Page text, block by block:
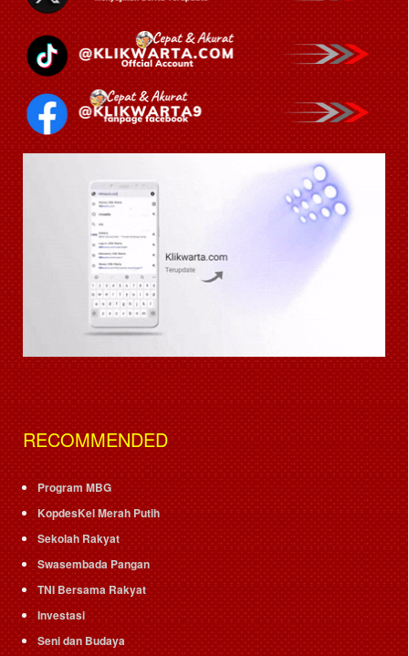
RECOMMENDED
Program MBG
KopdesKel Merah Putih
Sekolah Rakyat
Swasembada Pangan
TNI Bersama Rakyat
Investasi
Seni dan Budaya